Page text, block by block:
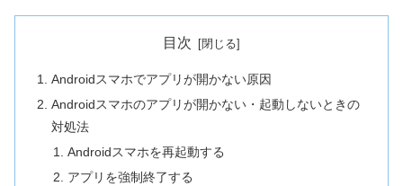
目次
Androidスマホでアプリが開かない原因
Androidスマホのアプリが開かない・起動しないときの
対処法
Androidスマホを再起動する
アプリを強制終了する